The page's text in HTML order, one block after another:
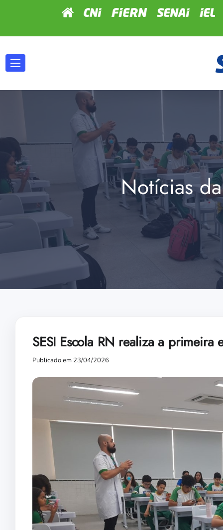
Notícias
SESI Escola RN realiza a
Publicado em 23/04/2026